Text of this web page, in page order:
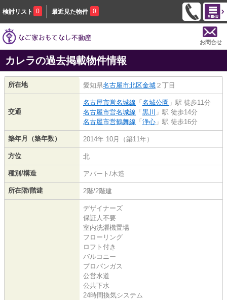
検討リスト 0 最近見た物件 0
お問合せ
カレラの過去掲載物件情報
所在地 愛知県名古屋市北区金城 ２丁目
交通
名古屋市営名城線 「 名城公園 」駅 徒歩11分
名古屋市営名城線 「 黒川 」駅 徒歩14分
名古屋市営鶴舞線 「 浄心 」駅 徒歩16分
築年月（築年数） 2014年 10月（築11年）
方位 北
種別/構造 アパート/木造
所在階/階建 2階/2階建
デザイナーズ
保証人不要
室内洗濯機置場
フローリング
ロフト付き
バルコニー
プロパンガス
公営水道
公共下水
24時間換気システム